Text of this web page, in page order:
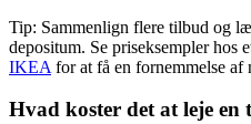
Tip: Sammenlign flere tilbud og
depositum. Se priseksempler hos
IKEA for at få en fornemmelse af
Hvad koster det at leje